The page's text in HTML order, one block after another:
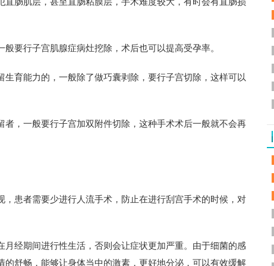
要行子宫肌腺症病灶挖除，术后也可以提高受孕率。
生育能力的，一般除了做巧囊剥除，要行子宫切除，这样可以
者，一般要行子宫加双附件切除，这种手术术后一般就不会再
，患者需要少进行人流手术，防止在进行刮宫手术的时候，对
月经期间进行性生活，否则会让症状更加严重。由于细菌的感
的舒畅，能够让身体当中的激素，更好地分泌，可以有效缓解